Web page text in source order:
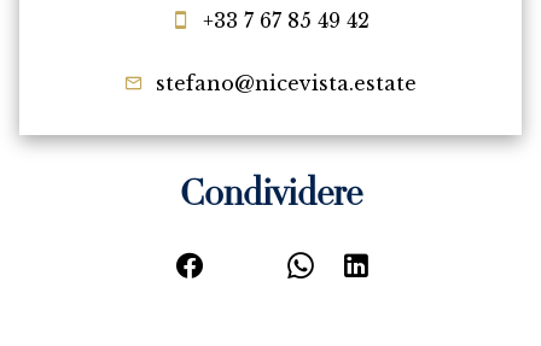
+33 7 67 85 49 42
stefano@nicevista.estate
Condividere